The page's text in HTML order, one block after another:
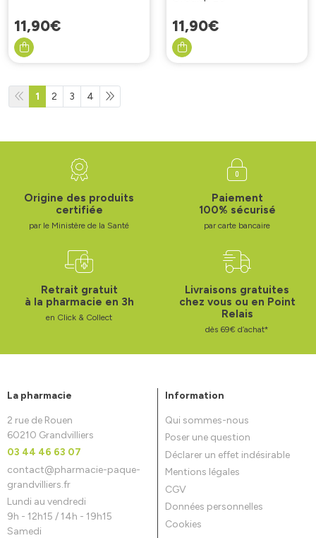
11,90€ 11,90€
1 2 3 4
Origine des produits
certifiée
par le Ministère de la Santé
Paiement
100% sécurisé
par carte bancaire
Retrait gratuit
à la pharmacie en 3h
en Click & Collect
Livraisons gratuites
chez vous ou en Point
Relais
dès 69€ d’achat*
La pharmacie
2 rue de Rouen
60210 Grandvilliers
03 44 46 63 07
contact@pharmacie-paque-
grandvilliers.fr
Lundi au vendredi
9h - 12h15 / 14h - 19h15
Samedi
Information
Qui sommes-nous
Poser une question
Déclarer un effet indésirable
Mentions légales
CGV
Données personnelles
Cookies